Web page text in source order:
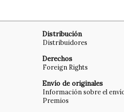
Distribución
Distribuidores
Derechos
Foreign Rights
Envío de originales
Información sobre el
Premios